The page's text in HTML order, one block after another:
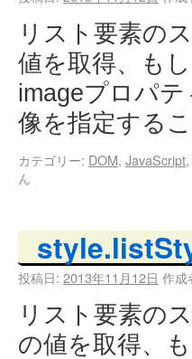
リスト要素の
値を取得、も
imageプロパ
像を指定する
カテゴリー: DOM, JavaScript,
ん
投稿日: 2013年11月12日 作成
リスト要素の
の値を取得、